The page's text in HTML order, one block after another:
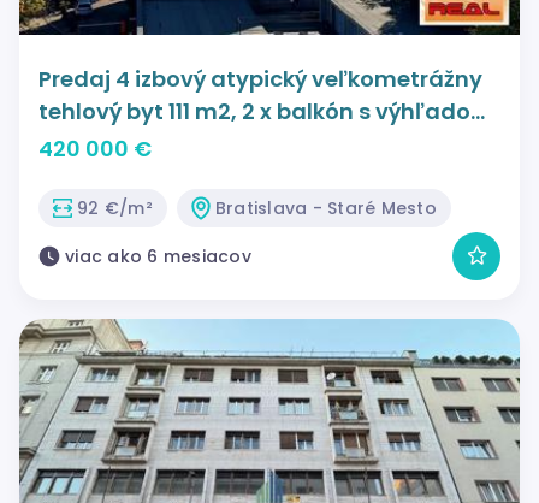
Predaj 4 izbový atypický veľkometrážny
tehlový byt 111 m2, 2 x balkón s výhľadom
na celé mesto, Drotárska cesta, Staré
420 000 €
92 €/m²
Bratislava - Staré Mesto
viac ako 6 mesiacov